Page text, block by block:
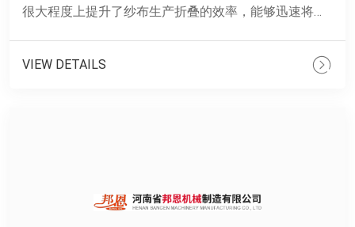
很大程度上提升了纱布生产折叠的效率，能够迅速将纱
VIEW DETAILS